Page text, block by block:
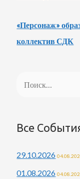
«Персонаж»
коллектив СДК
Все
29.10.2026
01.08.2026